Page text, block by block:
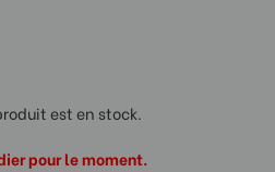
est en stock.
pour le moment.